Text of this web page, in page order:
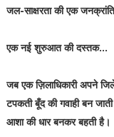
जल-साक्षरता की एक
एक नई शुरुआत की दस्तक...
जब एक ज़िलाधिकारी अपने
टपकती बूँद की गवाही बन
आशा की धार बनकर बहती है।